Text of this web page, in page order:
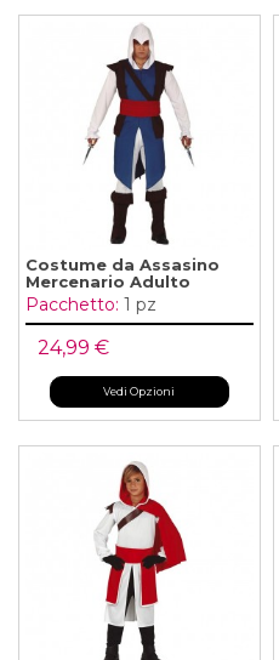
Costume da Assasino
Mercenario Adulto
Pacchetto: 1 pz
24,99 €
Vedi Opzioni